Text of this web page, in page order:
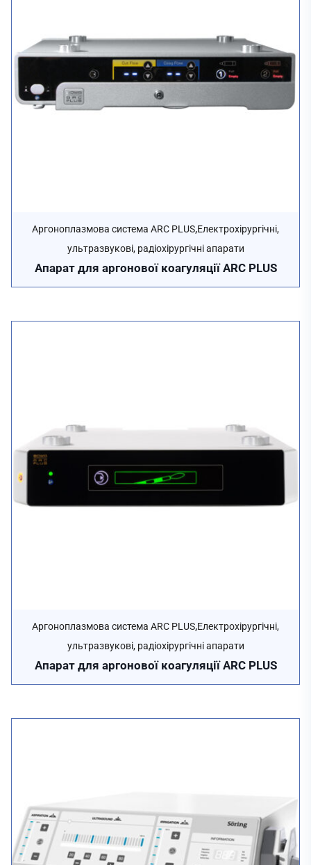
Аргоноплазмова система ARC PLUS,Електрохірургічні,
ультразвукові, радіохірургічні апарати
Апарат для аргонової коагуляції ARC PLUS
Аргоноплазмова система ARC PLUS,Електрохірургічні,
ультразвукові, радіохірургічні апарати
Апарат для аргонової коагуляції ARC PLUS